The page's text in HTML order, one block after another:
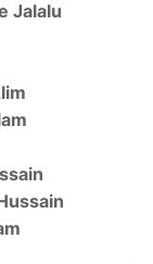
Jalalu